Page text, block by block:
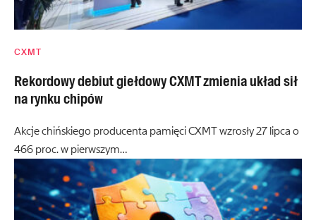
CXMT
Rekordowy debiut giełdowy CXMT zmienia układ sił
na rynku chipów
Akcje chińskiego producenta pamięci CXMT wzrosły 27 lipca o
466 proc. w pierwszym…